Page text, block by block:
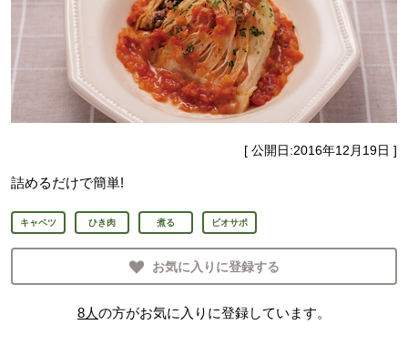
[ 公開日:2016年12月19日 ]
詰めるだけで簡単!
キャベツ ひき肉 煮る ビオサポ
お気に入りに登録する
8人の方がお気に入りに登録しています。